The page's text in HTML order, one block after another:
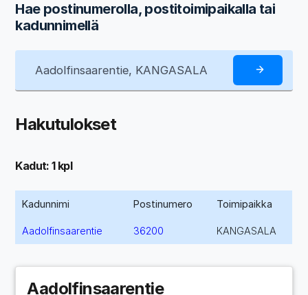
Hae postinumerolla, postitoimipaikalla tai
kadunnimellä
Hakutulokset
Kadut: 1 kpl
Kadunnimi Postinumero Toimipaikka
Aadolfinsaarentie 36200 KANGASALA
Aadolfinsaarentie